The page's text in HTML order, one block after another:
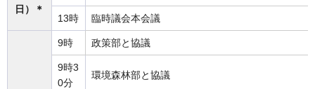
日）＊
13時 臨時議会本会議
9時 政策部と協議
9時3
0分
環境森林部と協議